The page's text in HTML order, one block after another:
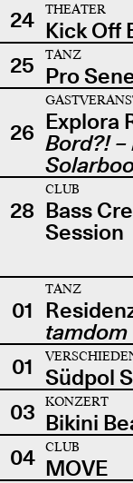
24
THEATER
Kick Off
25
TANZ
Pro
26 Explora
Bord?!
28
CLUB
Bass
Session
01
TANZ
tamdom
01 Südpol
03
KONZERT
Bikini
04
CLUB
MOVE